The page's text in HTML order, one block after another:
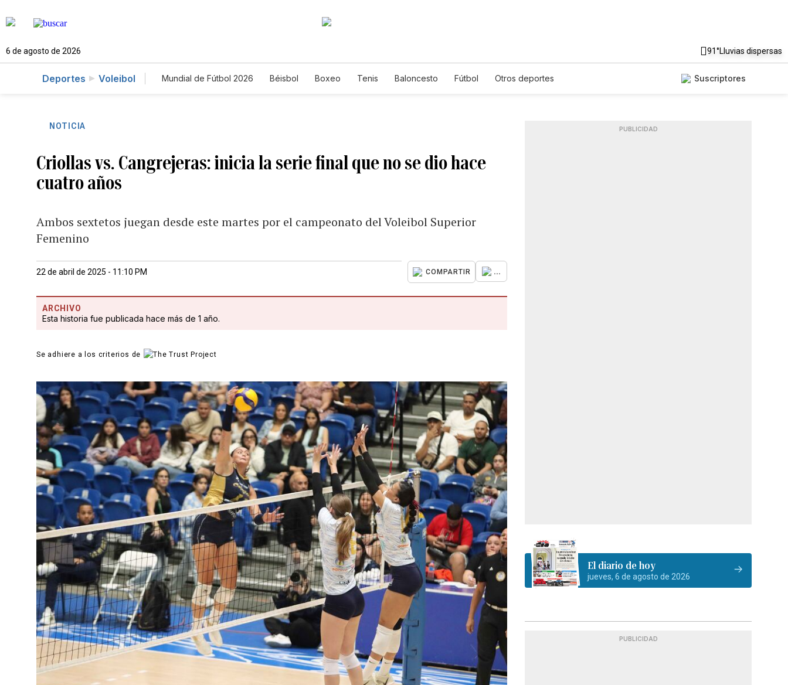
6 de agosto de 2026 91°Lluvias dispersas
Deportes Voleibol Mundial de Fútbol 2026 Béisbol Boxeo Tenis Baloncesto Fútbol Otros deportes Suscriptores
NOTICIA
Criollas vs. Cangrejeras: inicia la serie final que no se dio hace
cuatro años
Ambos sextetos juegan desde este martes por el campeonato del Voleibol Superior
Femenino
22 de abril de 2025 - 11:10 PM COMPARTIR ...
ARCHIVO
Esta historia fue publicada hace más de 1 año.
Se adhiere a los criterios de
PUBLICIDAD
El diario de hoy
jueves, 6 de agosto de 2026
PUBLICIDAD